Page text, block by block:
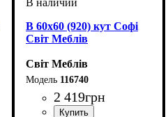
В 60х60 (920) кут Софі
Світ Меблів
Світ Меблів
116740
2 419грн